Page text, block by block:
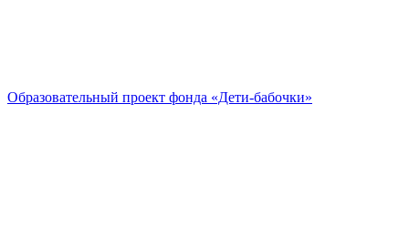
Образовательный проект фонда «Дети-бабочки»